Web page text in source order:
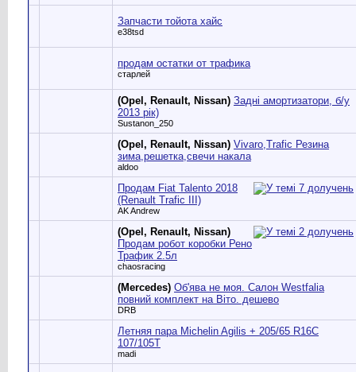
Запчасти тойота хайс
e38tsd
продам остатки от трафика
старлей
(Opel, Renault, Nissan) Задні амортизатори, б/у
2013 рік)
Sustanon_250
(Opel, Renault, Nissan) Vivaro,Trafic Резина
зима,решетка,свечи накала
aldoo
Продам Fiat Talento 2018
(Renault Trafic III)
AK Andrew
(Opel, Renault, Nissan)
Продам робот коробки Рено
Трафик 2.5л
chaosracing
(Mercedes) Об'ява не моя. Салон Westfalia
повний комплект на Віто. дешево
DRB
Летняя пара Michelin Agilis + 205/65 R16С
107/105T
madi